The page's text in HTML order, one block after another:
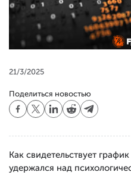
21/3/2025
Поделиться новостью
Как свидетельствует график
удержался над